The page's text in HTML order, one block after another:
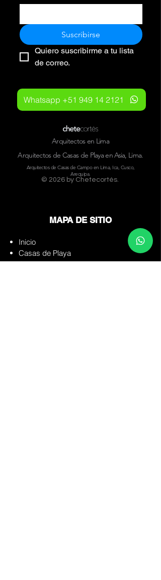
Suscribirse
Quiero suscribirme a tu lista
de correo.
Whatsapp +51 949 14 2121
Arquitectos en Lima
Arquitectos de Casas de Playa en Asia, Lima.
Arquitectos de Casas de Campo en Lima, Ica, Cusco,
Arequipa.
© 2026 by Chetecortés.
MAPA DE SITIO
Inicio
Casas de Playa
Casas de Campo